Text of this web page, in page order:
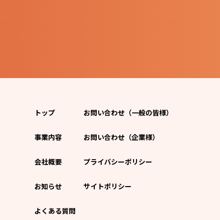
トップ
事業内容
会社概要
お知らせ
よくある質問
お問い合わせ（一般の皆様）
お問い合わせ（企業様）
プライバシーポリシー
サイトポリシー